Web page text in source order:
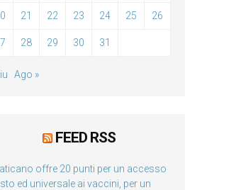
21 22 23 24 25 26
28 29 30 31
Ago »
FEED RSS
offre 20 punti per un accesso
ed universale ai vaccini, per un